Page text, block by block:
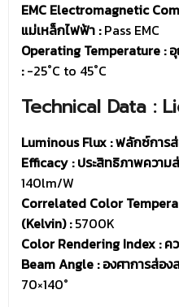
EMC Electromagnetic
แม่เหล็กไฟฟ้า :Pass EMC
Operating Temperature :
:-25˚C to 45˚C
Technical Data :
Luminous Flux : ฟลักซ์การ
Efficacy : ประสิทธิภาพความ
140lm/W
Correlated Color
(Kelvin) :5700K
Color Rendering Index : ค
Beam Angle : องศาการส่อ
70×140°